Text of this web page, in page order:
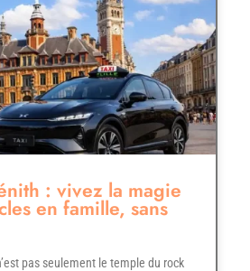
: vivez la magie
en famille, sans
pas seulement le temple du rock